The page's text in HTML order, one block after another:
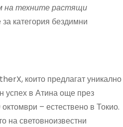
на техните растящи
категория бездимни
които предлагат уникално
успех в Атина още през
– естествено в Токио.
на световноизвестни